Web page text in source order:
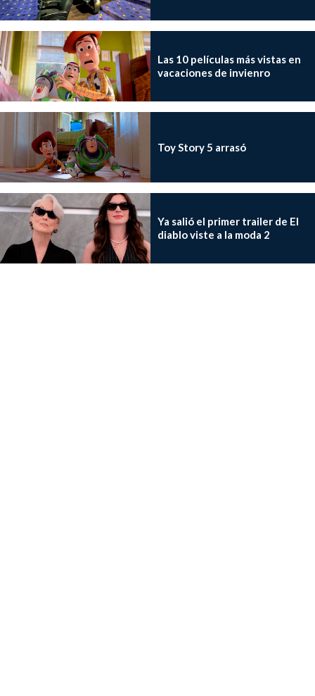
Las 10 películas más vistas en
vacaciones de invienro
Toy Story 5 arrasó
Ya salió el primer trailer de El
diablo viste a la moda 2